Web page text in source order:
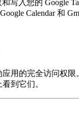
和写入您的 Google
Calendar 和
用的完全访问权限
到它们。